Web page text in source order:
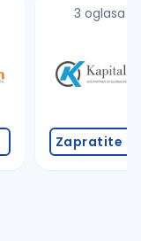
3 oglasa
Zapratite